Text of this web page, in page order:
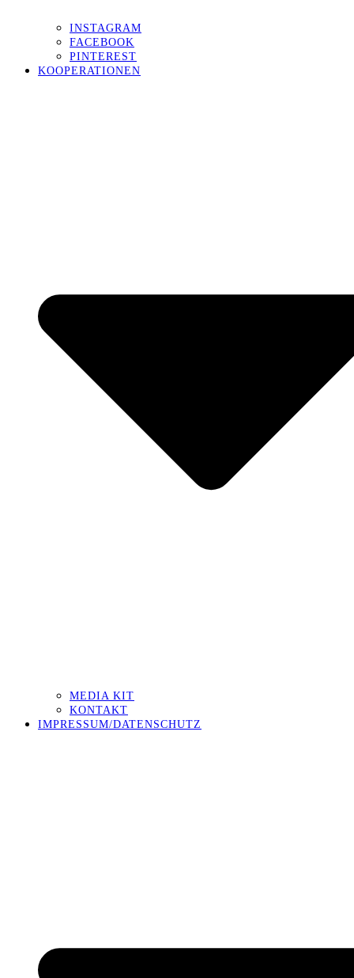
INSTAGRAM
FACEBOOK
PINTEREST
KOOPERATIONEN
MEDIA KIT
KONTAKT
IMPRESSUM/DATENSCHUTZ